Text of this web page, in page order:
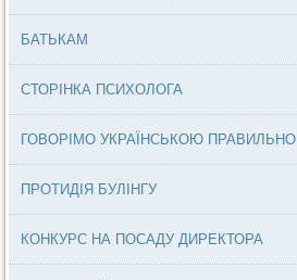
БАТЬКАМ
СТОРІНКА ПСИХОЛОГА
ГОВОРІМО УКРАЇНСЬКОЮ ПРАВИЛЬНО
ПРОТИДІЯ БУЛІНГУ
КОНКУРС НА ПОСАДУ ДИРЕКТОРА